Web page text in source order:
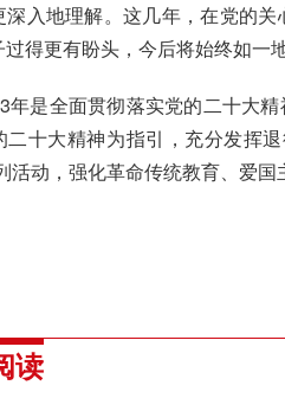
深入地理解。这几年，在党的
得更有盼头，今后将始终如一
年是全面贯彻落实党的二十大
二十大精神为指引，充分发挥
活动，强化革命传统教育、爱
读